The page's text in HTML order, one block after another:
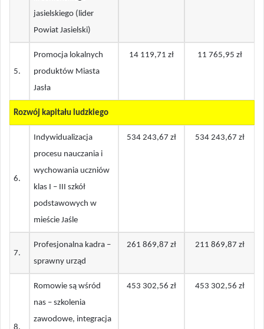
jasielskiego (lider
Powiat Jasielski)
5.
Promocja lokalnych
produktów Miasta
Jasła
14 119,71 zł 11 765,95 zł
Rozwój kapitału ludzkiego
6.
Indywidualizacja
procesu nauczania i
wychowania uczniów
klas I – III szkół
podstawowych w
mieście Jaśle
534 243,67 zł 534 243,67 zł
7.
Profesjonalna kadra –
sprawny urząd
261 869,87 zł 211 869,87 zł
Romowie są wśród
nas – szkolenia
zawodowe, integracja
453 302,56 zł 453 302,56 zł